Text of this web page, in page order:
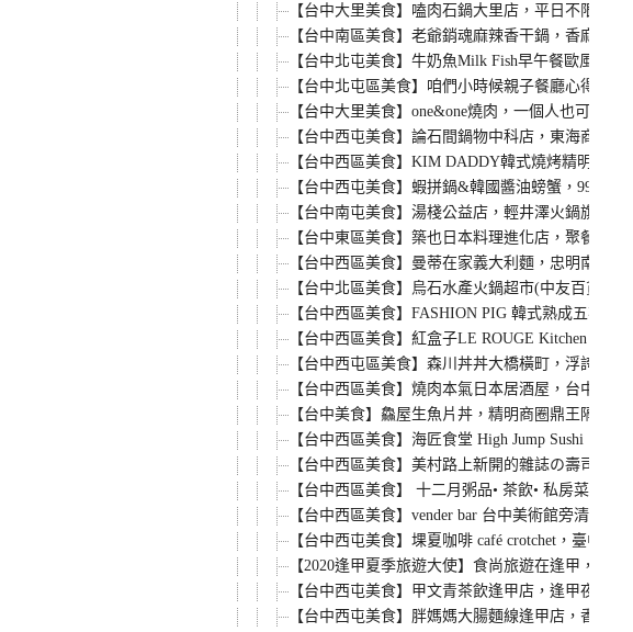
【台中大里美食】嗑肉石鍋大里店，平日不限時
【台中南區美食】老爺銷魂麻辣香干鍋，香麻微
【台中北屯美食】牛奶魚Milk Fish早午餐歐風餐
【台中北屯區美食】咱們小時候親子餐廳心得，
【台中大里美食】one&one燒肉，一個人也可以
【台中西屯美食】論石間鍋物中科店，東海商圈
【台中西區美食】KIM DADDY韓式燒烤精明店，
【台中西屯美食】蝦拼鍋&韓國醬油螃蟹，99%的
【台中南屯美食】湯棧公益店，輕井澤火鍋旗下
【台中東區美食】築也日本料理進化店，聚餐必
【台中西區美食】曼蒂在家義大利麵，忠明南路
【台中北區美食】烏石水產火鍋超市(中友百貨店)
【台中西區美食】FASHION PIG 韓式熟成五花肉
【台中西區美食】紅盒子LE ROUGE Kitchen &
【台中西屯區美食】森川丼丼大橋橫町，浮誇系
【台中西區美食】燒肉本氣日本居酒屋，台中公
【台中美食】鱻屋生魚片丼，精明商圈鼎王隔壁
【台中西區美食】海匠食堂 High Jump Sushi，台
【台中西區美食】美村路上新開的雜誌の壽司(丼
【台中西區美食】 十二月粥品• 茶飲• 私房菜 創
【台中西區美食】vender bar 台中美術館旁清新
【台中西屯美食】堁夏咖啡 café crotchet，臺中
【2020逢甲夏季旅遊大使】食尚旅遊在逢甲，台
【台中西屯美食】甲文青茶飲逢甲店，逢甲夜市
【台中西屯美食】胖媽媽大腸麵線逢甲店，香菇